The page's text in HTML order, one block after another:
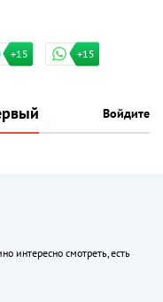
+15 +15
Войдите
интересно смотреть, есть